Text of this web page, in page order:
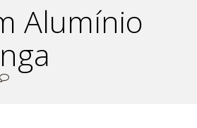
Alumínio